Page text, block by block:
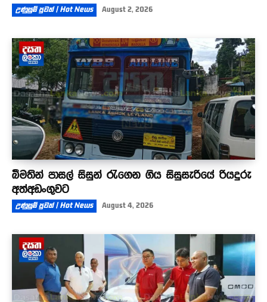
උණුසුම් පුවත් | Hot News August 2, 2026
බීමතින් පාසල් සිසුන් රැගෙන ගිය සිසුසැරියේ රියදුරු
අත්අඩංගුවට
උණුසුම් පුවත් | Hot News August 4, 2026